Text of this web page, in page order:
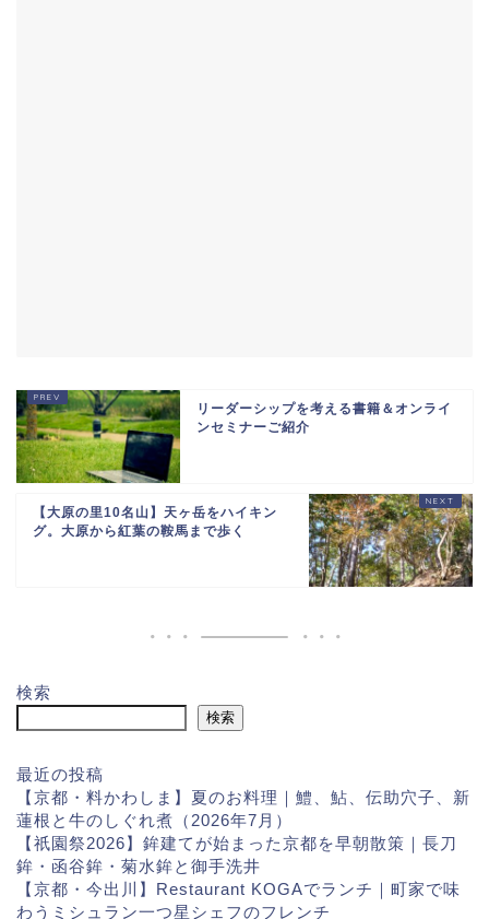
リーダーシップを考える書籍＆オンライ
ンセミナーご紹介
【大原の里10名山】天ヶ岳をハイキン
グ。大原から紅葉の鞍馬まで歩く
検索
検索
最近の投稿
【京都・料かわしま】夏のお料理｜鱧、鮎、伝助穴子、新
蓮根と牛のしぐれ煮（2026年7月）
【祇園祭2026】鉾建てが始まった京都を早朝散策｜長刀
鉾・函谷鉾・菊水鉾と御手洗井
【京都・今出川】Restaurant KOGAでランチ｜町家で味
わうミシュラン一つ星シェフのフレンチ